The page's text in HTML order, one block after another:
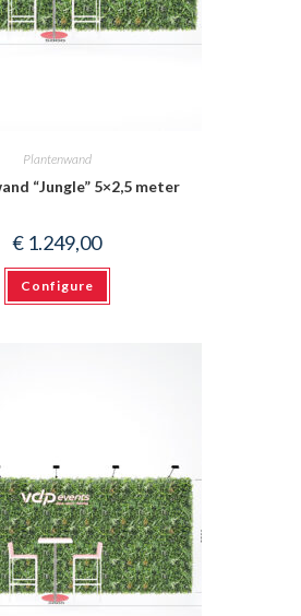
Plantenwand
“Jungle” 5×2,5 meter
€ 1.249,00
Configure